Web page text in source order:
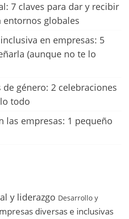
7 claves para dar y recibir
globales
en empresas: 5
(aunque no te lo
género: 2 celebraciones
todo
las empresas: 1 pequeño
y liderazgo Desarrollo y
diversas e inclusivas